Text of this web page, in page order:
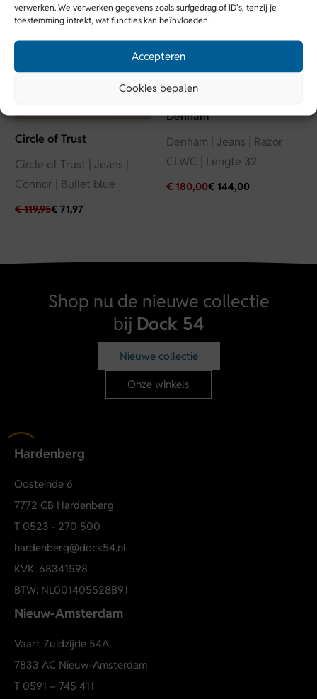
verwerken. We verwerken gegevens zoals surfgedrag of ID's, tenzij je
toestemming intrekt, wat functies kan beïnvloeden.
Accepteren
Cookies bepalen
VZ25
Circle of Trust
Circle of Trust | Jeans |
Connor | Bullet blue
€119,95€ 71,97
Denham
Denham | Jeans | Razor
CLWC | Lengte 32
€180,00€ 144,00
Shop nu de nieuwe collectie
bij Dock 54
Nieuwe collectie
Onze winkels
Hardenberg
Oosteinde 6
7772 CB Hardenberg
T 0523 - 270 500
hardenberg@dock54.nl
KVK: 68341598
BTW: NL001405528B91
Nieuw-Amsterdam
Vaart Zuidzijde 54A
7833 AC Nieuw-Amsterdam
T 0591 – 745 411